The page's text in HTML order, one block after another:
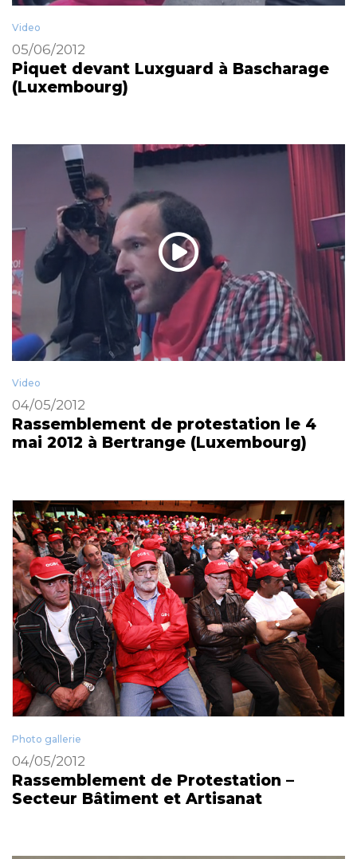
Video
05/06/2012
Piquet devant Luxguard à Bascharage
(Luxembourg)
Video
04/05/2012
Rassemblement de protestation le 4
mai 2012 à Bertrange (Luxembourg)
Photo gallerie
04/05/2012
Rassemblement de Protestation –
Secteur Bâtiment et Artisanat